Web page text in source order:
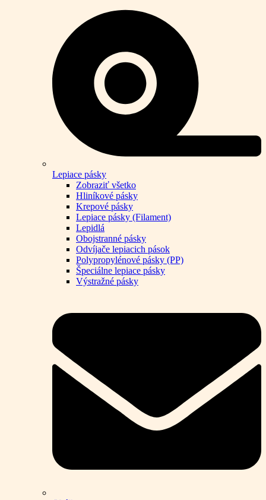
Lepiace pásky
Zobraziť všetko
Hliníkové pásky
Krepové pásky
Lepiace pásky (Filament)
Lepidlá
Obojstranné pásky
Odvíjače lepiacich pások
Polypropylénové pásky (PP)
Špeciálne lepiace pásky
Výstražné pásky